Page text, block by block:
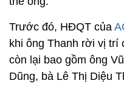
Trước đó, HĐQT của
khi ông Thanh rời vị trí
còn lại bao gồm ông
Dũng, bà Lê Thị Diệu